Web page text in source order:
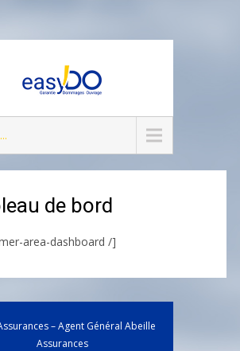
de bord
area-dashboard /]
– Agent Général Abeille
Assurances